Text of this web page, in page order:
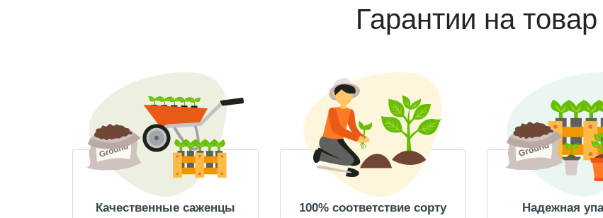
Гарантии на товар
Качественные саженцы 100% соответствие сорту Надежная